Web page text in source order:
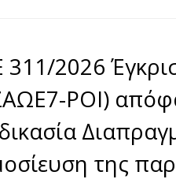
311/2026
ΡΟΙ)
της